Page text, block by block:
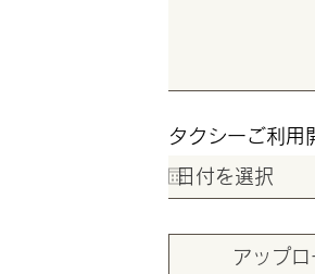
タクシーご利用
アップロ